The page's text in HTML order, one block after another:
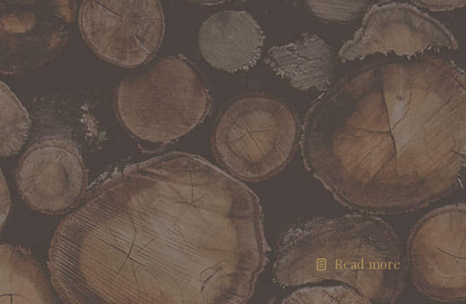
Read more